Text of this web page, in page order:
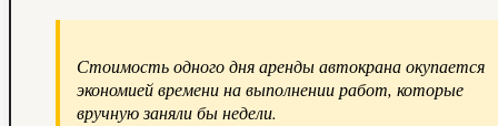
Стоимость одного дня аренды автокрана окупается
экономией времени на выполнении работ, которые
вручную заняли бы недели.